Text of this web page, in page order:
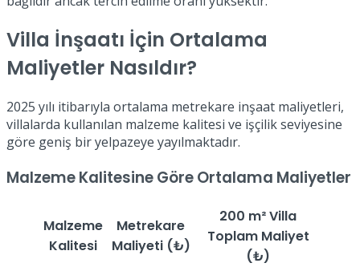
Villa İnşaatı İçin Ortalama
Maliyetler Nasıldır?
2025 yılı itibarıyla ortalama metrekare inşaat maliyetleri,
villalarda kullanılan malzeme kalitesi ve işçilik seviyesine
göre geniş bir yelpazeye yayılmaktadır.
Malzeme Kalitesine Göre Ortalama Maliyetler
Malzeme
Kalitesi
Metrekare
Maliyeti (₺)
200 m² Villa
Toplam Maliyet
(₺)